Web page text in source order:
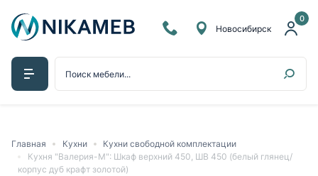
0
Новосибирск
Главная Кухни
Кухни свободной комплектации
Кухня "Валерия-М": Шкаф верхний 450, ШВ 450 (белый глянец/
корпус дуб крафт золотой)